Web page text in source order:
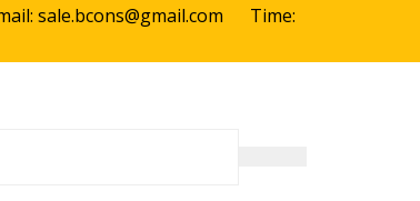
sale.bcons@gmail.com Time: